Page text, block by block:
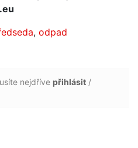
, odpad
nejdříve přihlásit /